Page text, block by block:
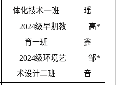
体化技术一班
瑶
2024级早期教
育一班
高*
鑫
2024级环境艺
术设计二班
邹*
音